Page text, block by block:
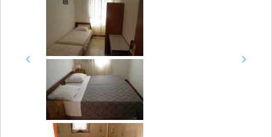
Previous Next